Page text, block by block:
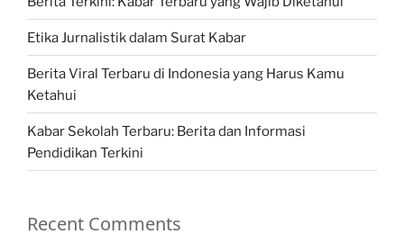
Etika Jurnalistik dalam Surat Kabar
Berita Viral Terbaru di Indonesia yang Harus Kamu
Ketahui
Kabar Sekolah Terbaru: Berita dan Informasi
Pendidikan Terkini
Recent Comments